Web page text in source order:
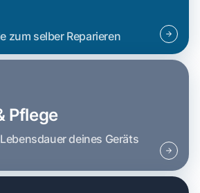
zum selber Reparieren
Pflege
deines Geräts